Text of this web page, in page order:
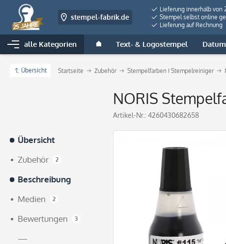
stempel-fabrik.de
Lieferung innerhalb von
Stempel selbst online
Lieferung auf Rechnung
alle Kategorien Text- & Logostempel
Übersicht Startseite Zubehör Stempelfarben I Stempelreiniger
NORIS
Artikel-Nr.: 4260430682658
Übersicht
Zubehör
2
Beschreibung
Medien
2
Bewertungen 3
—